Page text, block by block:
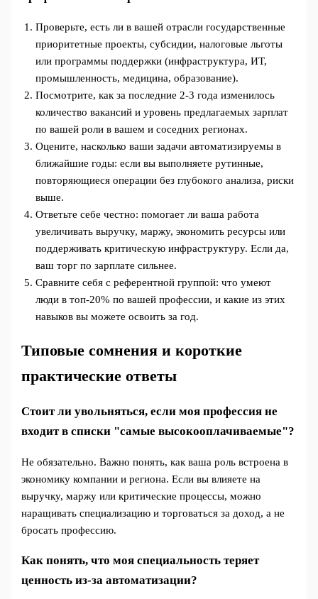
Проверьте, есть ли в вашей отрасли государственные
приоритетные проекты, субсидии, налоговые льготы
или программы поддержки (инфраструктура, ИТ,
промышленность, медицина, образование).
Посмотрите, как за последние 2-3 года изменилось
количество вакансий и уровень предлагаемых зарплат
по вашей роли в вашем и соседних регионах.
Оцените, насколько ваши задачи автоматизируемы в
ближайшие годы: если вы выполняете рутинные,
повторяющиеся операции без глубокого анализа, риски
выше.
Ответьте себе честно: помогает ли ваша работа
увеличивать выручку, маржу, экономить ресурсы или
поддерживать критическую инфраструктуру. Если да,
ваш торг по зарплате сильнее.
Сравните себя с референтной группой: что умеют
люди в топ-20% по вашей профессии, и какие из этих
навыков вы можете освоить за год.
Типовые сомнения и короткие
практические ответы
Стоит ли увольняться, если моя профессия не
входит в списки "самые высокооплачиваемые"?
Не обязательно. Важно понять, как ваша роль встроена в
экономику компании и региона. Если вы влияете на
выручку, маржу или критические процессы, можно
наращивать специализацию и торговаться за доход, а не
бросать профессию.
Как понять, что моя специальность теряет
ценность из-за автоматизации?